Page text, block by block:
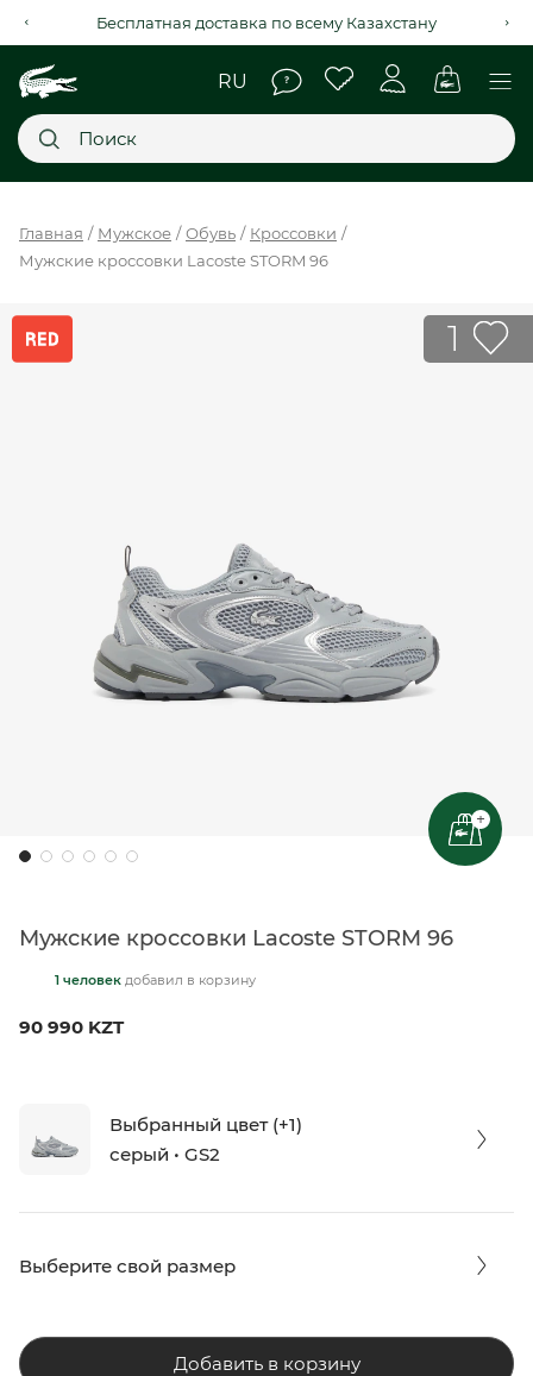
Бесплатная доставка по всему Казахстану
НОВИНКИ
SALE
Главная Мужское Обувь
Кроссовки
Мужские кроссовки Lacoste STORM 96
1
+
Мужские кроссовки Lacoste STORM 96
1 человек добавил в корзину
90 990 KZT
Выбранный цвет (+1)
серый • GS2
Выберите свой размер
Добавить в корзину